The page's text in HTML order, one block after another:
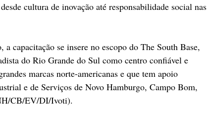
cultura de inovação até responsabilidade social nas
capacitação se insere no escopo do The South Base,
do Rio Grande do Sul como centro confiável e
marcas norte-americanas e que tem apoio
e de Serviços de Novo Hamburgo, Campo Bom,
CB/EV/DI/Ivoti).